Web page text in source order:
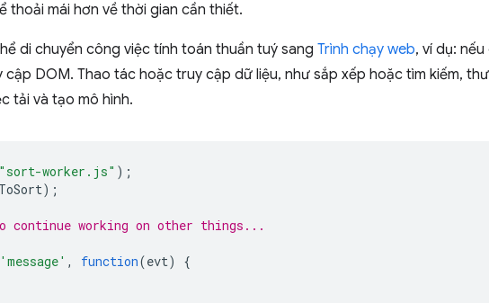
thoải mái hơn về thời gian cần thiết.
di chuyển công việc tính toán thuần tuý sang Trình chạy web, ví dụ:
DOM. Thao tác hoặc truy cập dữ liệu, như sắp xếp hoặc tìm kiếm,
tải và tạo mô hình.
"sort-worker.js" );
);
continue working on other things...
'message' , function(evt)
{